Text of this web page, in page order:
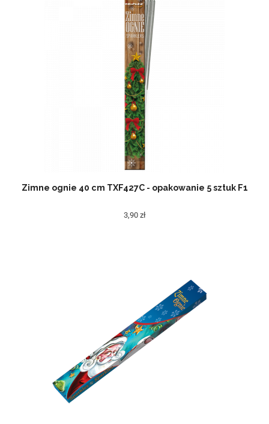
Zimne ognie 40 cm TXF427C - opakowanie 5 sztuk F1
3,90 zł